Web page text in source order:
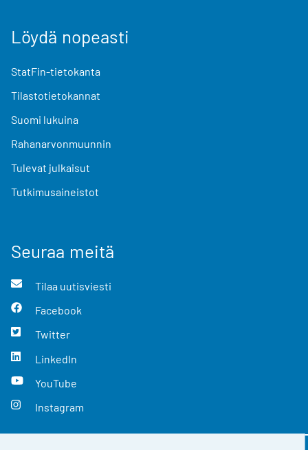
Löydä nopeasti
StatFin-tietokanta
Tilastotietokannat
Suomi lukuina
Rahanarvonmuunnin
Tulevat julkaisut
Tutkimusaineistot
Seuraa meitä
Tilaa uutisviesti
Facebook
Twitter
LinkedIn
YouTube
Instagram